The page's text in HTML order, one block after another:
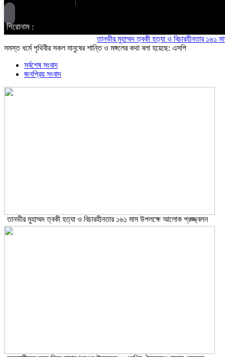
শিরোনাম :
তানভীর মুহাম্মদ ত্বকী হত্যা ও বিচারহীনতার ১৬১ মাস
সমস্ত ধর্মে পৃথিবীর সকল মানুষের শান্তি ও মঙ্গলের কথা বলা হয়েছে: এসপি
সর্বশেষ সংবাদ
জনপ্রিয় সংবাদ
তানভীর মুহাম্মদ ত্বকী হত্যা ও বিচারহীনতার ১৬১ মাস উপলক্ষে আলোক প্রজ্জ্বলন